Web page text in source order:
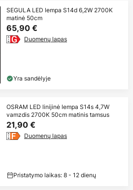
SEGULA LED lempa S14d 6,2W 2700K
matinė 50cm
65,90 €
Duomenų lapas
Yra sandėlyje
OSRAM LED linijinė lempa S14s 4,7W
vamzdis 2700K 50cm matinis tamsus
21,90 €
Duomenų lapas
Pristatymo laikas: 8 - 12 dienų